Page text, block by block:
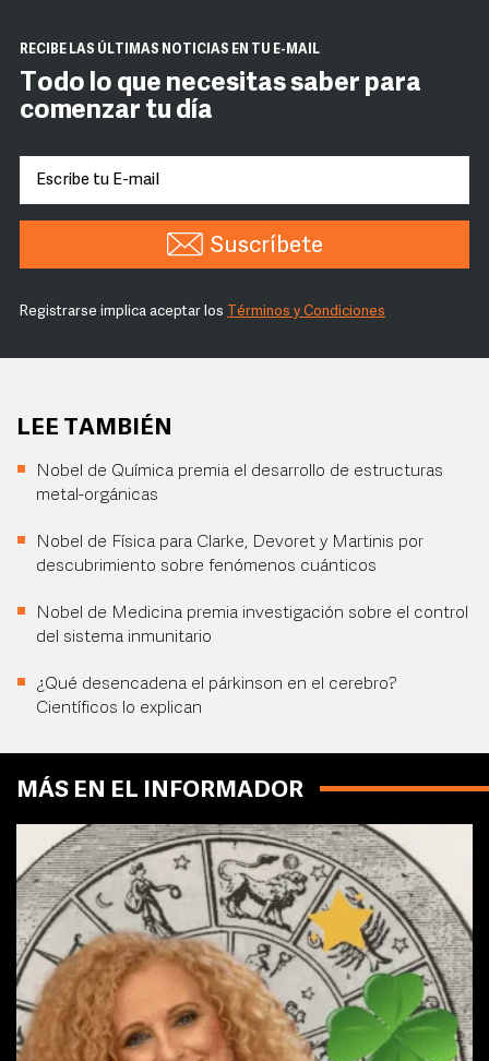
RECIBE LAS ÚLTIMAS NOTICIAS EN TU E-MAIL
Todo lo que necesitas saber para
comenzar tu día
Suscríbete
Registrarse implica aceptar los Términos y Condiciones
LEE TAMBIÉN
Nobel de Química premia el desarrollo de estructuras
metal-orgánicas
Nobel de Física para Clarke, Devoret y Martinis por
descubrimiento sobre fenómenos cuánticos
Nobel de Medicina premia investigación sobre el control
del sistema inmunitario
¿Qué desencadena el párkinson en el cerebro?
Científicos lo explican
MÁS EN EL INFORMADOR